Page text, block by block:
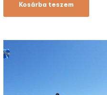
Kosárba teszem